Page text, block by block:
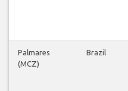
Palmares
(MCZ)
Brazil